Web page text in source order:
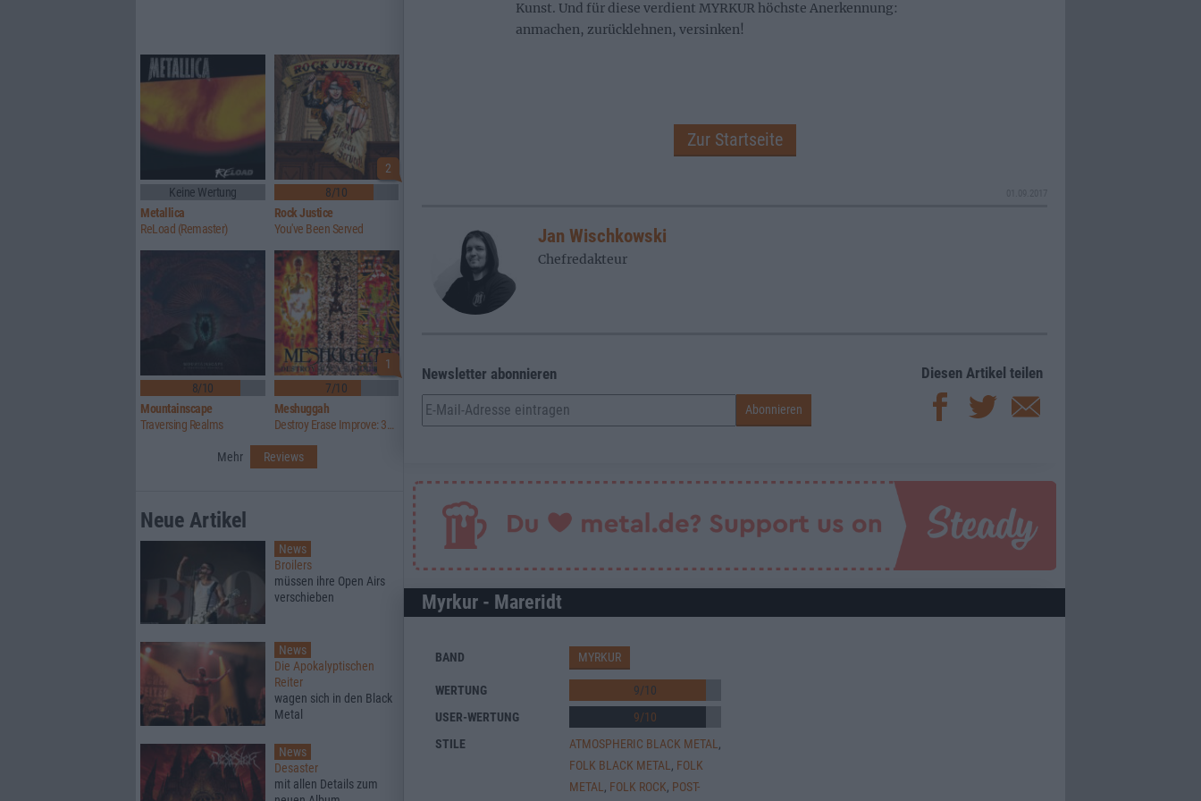
Kunst. Und für diese verdient MYRKUR höchste Anerkennung:
anmachen, zurücklehnen, versinken!
Zur Startseite
Jan Wischkowski
Chefredakteur
Newsletter abonnieren Diesen Artikel teilen
Myrkur - Mareridt
BAND MYRKUR
WERTUNG 9/10
USER-WERTUNG
9/10
STILE
ATMOSPHERIC BLACK METAL,
FOLK BLACK METAL, FOLK
METAL, FOLK ROCK, POST-
Keine Wertung
Metallica
ReLoad (Remaster)
2
8/10
Rock Justice
You've Been Served
8/10
Mountainscape
Traversing Realms
1
7/10
Meshuggah
Destroy Erase Improve: 30th Anniversary Edition
Mehr Reviews
Neue Artikel
News
Broilers
müssen ihre Open Airs
verschieben
News
Die Apokalyptischen
Reiter
wagen sich in den Black
Metal
News
Desaster
mit allen Details zum